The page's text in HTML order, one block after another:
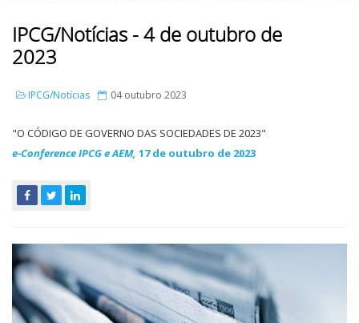
IPCG/Notícias - 4 de outubro de
2023
IPCG/Notícias 04 outubro 2023
"O CÓDIGO DE GOVERNO DAS SOCIEDADES DE 2023"
e-Conference IPCG e AEM, 17 de outubro de 2023